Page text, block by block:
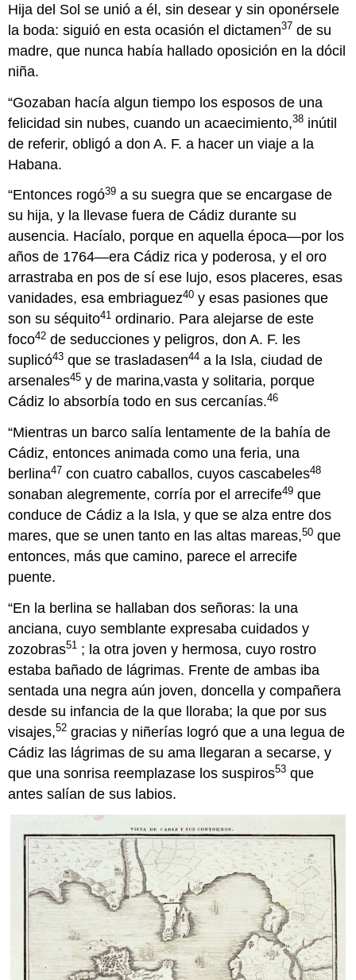
Hija del Sol se unió a él, sin desear y sin oponérsele
la boda: siguió en esta ocasión el dictamen37 de su
madre, que nunca había hallado oposición en la dócil
niña.
“Gozaban hacía algun tiempo los esposos de una
felicidad sin nubes, cuando un acaecimiento,38 inútil
de referir, obligó a don A. F. a hacer un viaje a la
Habana.
“Entonces rogó39 a su suegra que se encargase de
su hija, y la llevase fuera de Cádiz durante su
ausencia. Hacíalo, porque en aquella época—por los
años de 1764—era Cádiz rica y poderosa, y el oro
arrastraba en pos de sí ese lujo, esos placeres, esas
vanidades, esa embriaguez40 y esas pasiones que
son su séquito41 ordinario. Para alejarse de este
foco42 de seducciones y peligros, don A. F. les
suplicó43 que se trasladasen44 a la Isla, ciudad de
arsenales45 y de marina,vasta y solitaria, porque
Cádiz lo absorbía todo en sus cercanías.46
“Mientras un barco salía lentamente de la bahía de
Cádiz, entonces animada como una feria, una
berlina47 con cuatro caballos, cuyos cascabeles48
sonaban alegremente, corría por el arrecife49 que
conduce de Cádiz a la Isla, y que se alza entre dos
mares, que se unen tanto en las altas mareas,50 que
entonces, más que camino, parece el arrecife
puente.
“En la berlina se hallaban dos señoras: la una
anciana, cuyo semblante expresaba cuidados y
zozobras51 ; la otra joven y hermosa, cuyo rostro
estaba bañado de lágrimas. Frente de ambas iba
sentada una negra aún joven, doncella y compañera
desde su infancia de la que lloraba; la que por sus
visajes,52 gracias y niñerías logró que a una legua de
Cádiz las lágrimas de su ama llegaran a secarse, y
que una sonrisa reemplazase los suspiros53 que
antes salían de sus labios.